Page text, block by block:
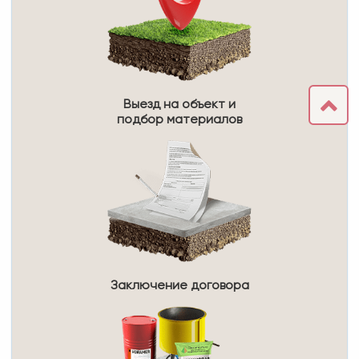
Выезд на объект и
подбор материалов
Заключение договора